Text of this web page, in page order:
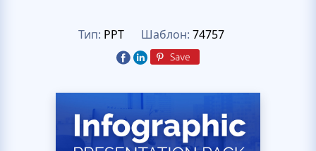
Тип: PPT Шаблон: 74757